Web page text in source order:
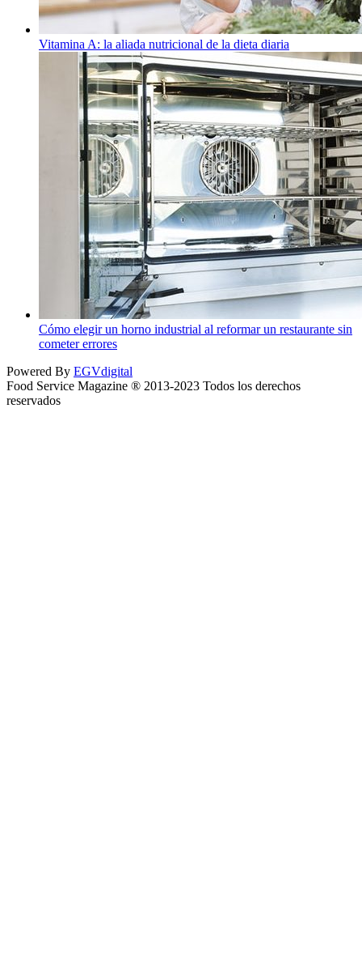
Vitamina A: la aliada nutricional de la dieta diaria
Cómo elegir un horno industrial al reformar un restaurante sin
cometer errores
Powered By EGVdigital
Food Service Magazine ® 2013-2023 Todos los derechos
reservados